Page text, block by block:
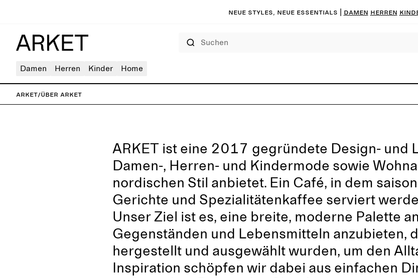
Neue Styles, neue Essentials | DAMEN HERREN
Damen Herren Kinder Home
ARKET/Über ARKET
ARKET ist eine 2017 gegründete Design- und
Damen-, Herren- und Kindermode sowie
nordischen Stil anbietet. Ein Café, in dem
Gerichte und Spezialitätenkaffee serviert
Unser Ziel ist es, eine breite, moderne Palette
Gegenständen und Lebensmitteln anzubieten,
hergestellt und ausgewählt wurden, um den
Inspiration schöpfen wir dabei aus einfachen